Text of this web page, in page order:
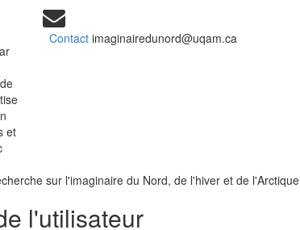
et
Contactimaginairedunord@uqam.ca
sur l'imaginaire du Nord, de l'hiver et de l'Arctique
l'utilisateur